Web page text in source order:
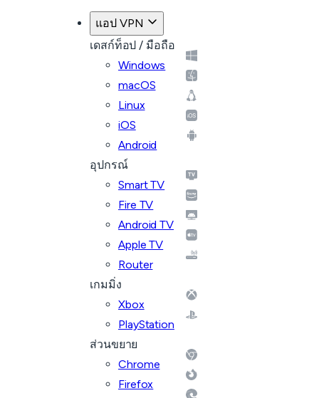
แอป VPN
เดสก์ท็อป / มือถือ
Windows
macOS
Linux
iOS
Android
อุปกรณ์
Smart TV
Fire TV
Android TV
Apple TV
Router
เกมมิ่ง
Xbox
PlayStation
ส่วนขยาย
Chrome
Firefox